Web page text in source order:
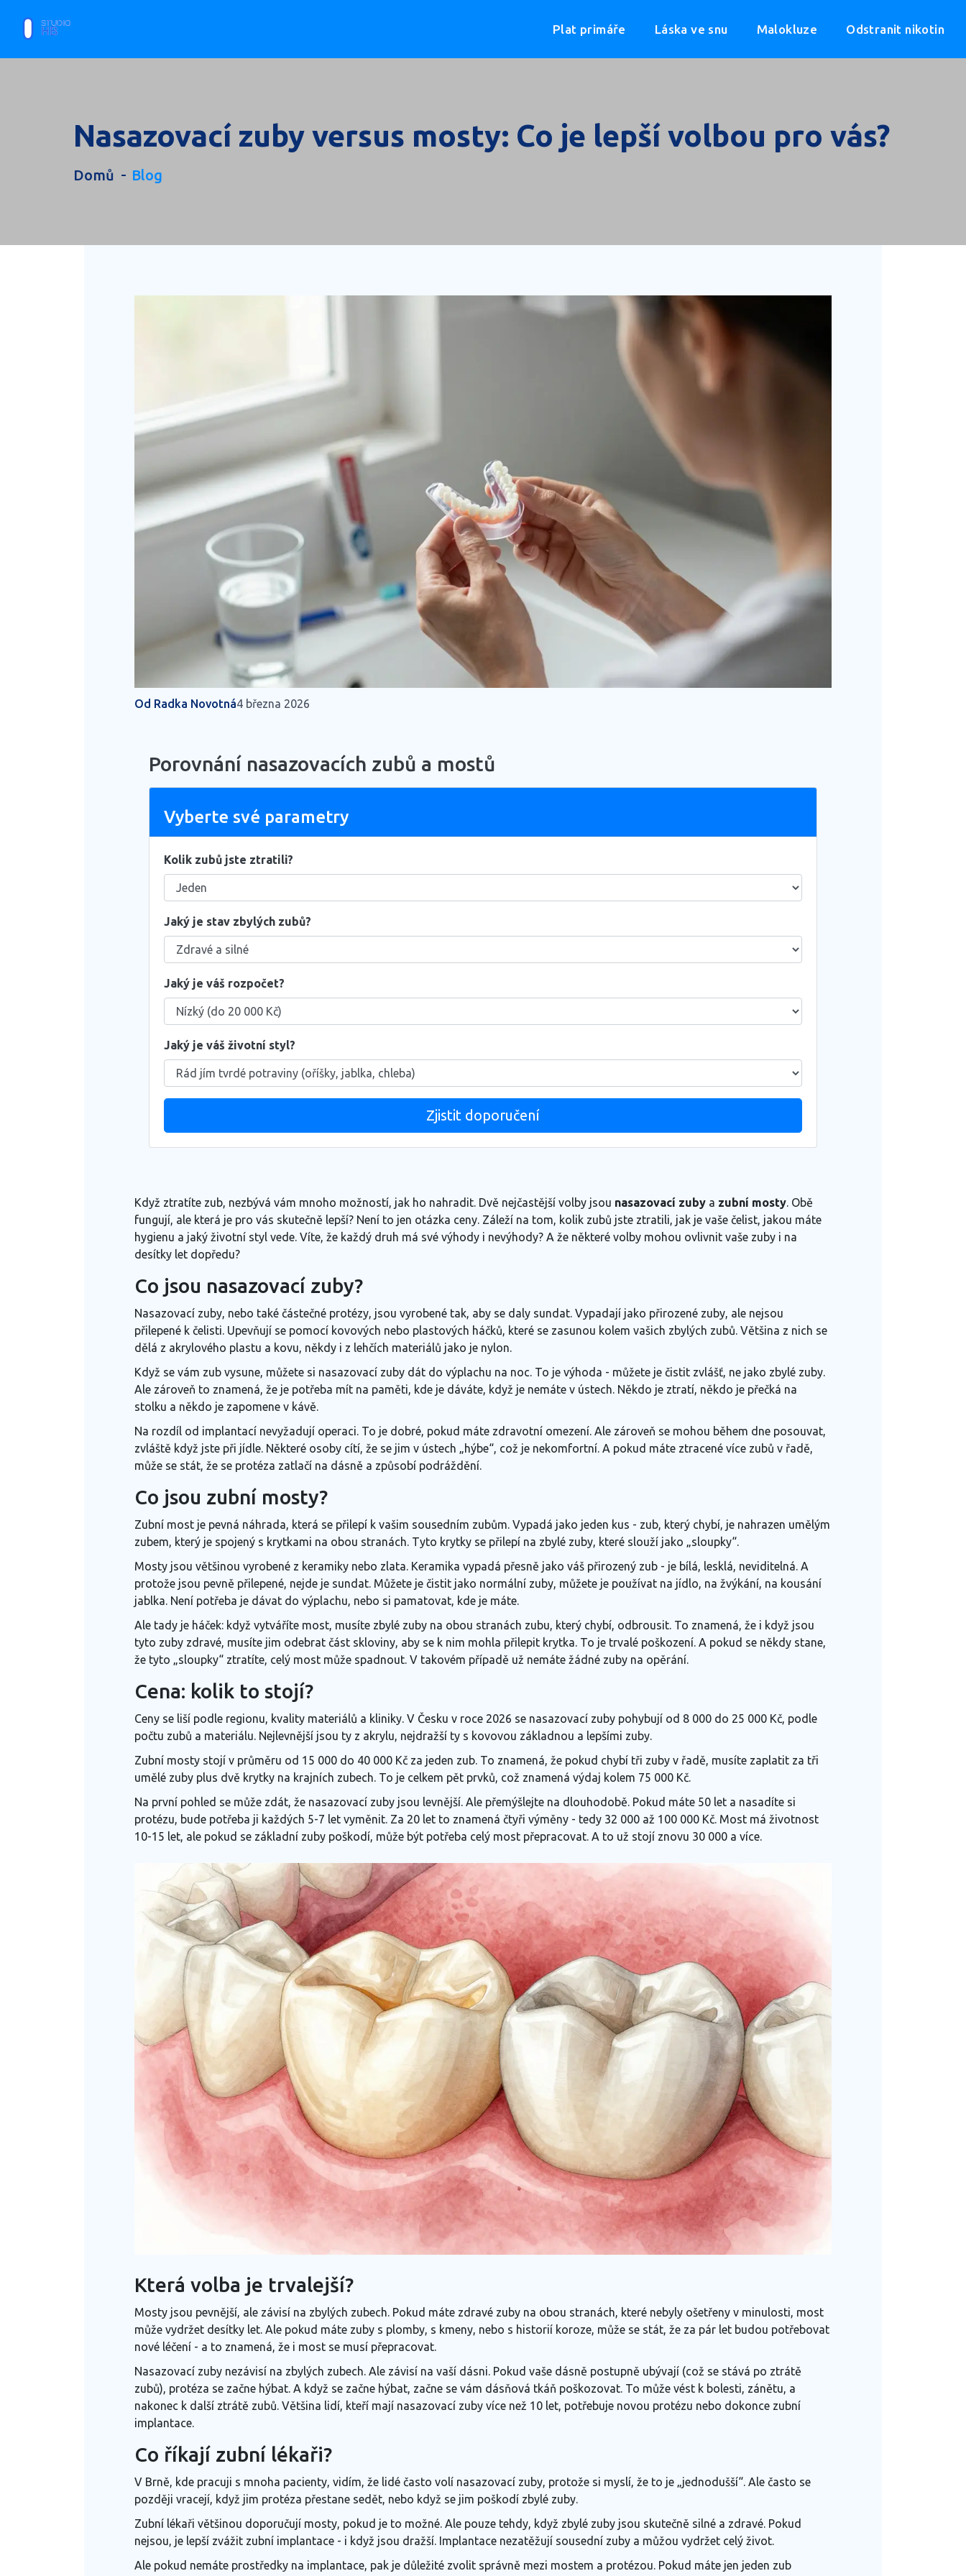
Plat primáře Láska ve snu Malokluze Odstranit nikotin
Nasazovací zuby versus mosty: Co je lepší volbou pro vás?
Domů Blog
Od Radka Novotná4 března 2026
Porovnání nasazovacích zubů a mostů
Vyberte své parametry
Kolik zubů jste ztratili?
Jaký je stav zbylých zubů?
Jaký je váš rozpočet?
Jaký je váš životní styl?
Zjistit doporučení
Když ztratíte zub, nezbývá vám mnoho možností, jak ho nahradit. Dvě nejčastější volby jsou nasazovací zuby a zubní mosty. Obě
fungují, ale která je pro vás skutečně lepší? Není to jen otázka ceny. Záleží na tom, kolik zubů jste ztratili, jak je vaše čelist, jakou máte
hygienu a jaký životní styl vede. Víte, že každý druh má své výhody i nevýhody? A že některé volby mohou ovlivnit vaše zuby i na
desítky let dopředu?
Co jsou nasazovací zuby?
Nasazovací zuby, nebo také částečné protézy, jsou vyrobené tak, aby se daly sundat. Vypadají jako přirozené zuby, ale nejsou
přilepené k čelisti. Upevňují se pomocí kovových nebo plastových háčků, které se zasunou kolem vašich zbylých zubů. Většina z nich se
dělá z akrylového plastu a kovu, někdy i z lehčích materiálů jako je nylon.
Když se vám zub vysune, můžete si nasazovací zuby dát do výplachu na noc. To je výhoda - můžete je čistit zvlášť, ne jako zbylé zuby.
Ale zároveň to znamená, že je potřeba mít na paměti, kde je dáváte, když je nemáte v ústech. Někdo je ztratí, někdo je přečká na
stolku a někdo je zapomene v kávě.
Na rozdíl od implantací nevyžadují operaci. To je dobré, pokud máte zdravotní omezení. Ale zároveň se mohou během dne posouvat,
zvláště když jste při jídle. Některé osoby cítí, že se jim v ústech „hýbe“, což je nekomfortní. A pokud máte ztracené více zubů v řadě,
může se stát, že se protéza zatlačí na dásně a způsobí podráždění.
Co jsou zubní mosty?
Zubní most je pevná náhrada, která se přilepí k vašim sousedním zubům. Vypadá jako jeden kus - zub, který chybí, je nahrazen umělým
zubem, který je spojený s krytkami na obou stranách. Tyto krytky se přilepí na zbylé zuby, které slouží jako „sloupky“.
Mosty jsou většinou vyrobené z keramiky nebo zlata. Keramika vypadá přesně jako váš přirozený zub - je bílá, lesklá, neviditelná. A
protože jsou pevně přilepené, nejde je sundat. Můžete je čistit jako normální zuby, můžete je používat na jídlo, na žvýkání, na kousání
jablka. Není potřeba je dávat do výplachu, nebo si pamatovat, kde je máte.
Ale tady je háček: když vytváříte most, musíte zbylé zuby na obou stranách zubu, který chybí, odbrousit. To znamená, že i když jsou
tyto zuby zdravé, musíte jim odebrat část skloviny, aby se k nim mohla přilepit krytka. To je trvalé poškození. A pokud se někdy stane,
že tyto „sloupky“ ztratíte, celý most může spadnout. V takovém případě už nemáte žádné zuby na opěrání.
Cena: kolik to stojí?
Ceny se liší podle regionu, kvality materiálů a kliniky. V Česku v roce 2026 se nasazovací zuby pohybují od 8 000 do 25 000 Kč, podle
počtu zubů a materiálu. Nejlevnější jsou ty z akrylu, nejdražší ty s kovovou základnou a lepšími zuby.
Zubní mosty stojí v průměru od 15 000 do 40 000 Kč za jeden zub. To znamená, že pokud chybí tři zuby v řadě, musíte zaplatit za tři
umělé zuby plus dvě krytky na krajních zubech. To je celkem pět prvků, což znamená výdaj kolem 75 000 Kč.
Na první pohled se může zdát, že nasazovací zuby jsou levnější. Ale přemýšlejte na dlouhodobě. Pokud máte 50 let a nasadíte si
protézu, bude potřeba ji každých 5-7 let vyměnit. Za 20 let to znamená čtyři výměny - tedy 32 000 až 100 000 Kč. Most má životnost
10-15 let, ale pokud se základní zuby poškodí, může být potřeba celý most přepracovat. A to už stojí znovu 30 000 a více.
Která volba je trvalejší?
Mosty jsou pevnější, ale závisí na zbylých zubech. Pokud máte zdravé zuby na obou stranách, které nebyly ošetřeny v minulosti, most
může vydržet desítky let. Ale pokud máte zuby s plomby, s kmeny, nebo s historií koroze, může se stát, že za pár let budou potřebovat
nové léčení - a to znamená, že i most se musí přepracovat.
Nasazovací zuby nezávisí na zbylých zubech. Ale závisí na vaší dásni. Pokud vaše dásně postupně ubývají (což se stává po ztrátě
zubů), protéza se začne hýbat. A když se začne hýbat, začne se vám dásňová tkáň poškozovat. To může vést k bolesti, zánětu, a
nakonec k další ztrátě zubů. Většina lidí, kteří mají nasazovací zuby více než 10 let, potřebuje novou protézu nebo dokonce zubní
implantace.
Co říkají zubní lékaři?
V Brně, kde pracuji s mnoha pacienty, vidím, že lidé často volí nasazovací zuby, protože si myslí, že to je „jednodušší“. Ale často se
později vracejí, když jim protéza přestane sedět, nebo když se jim poškodí zbylé zuby.
Zubní lékaři většinou doporučují mosty, pokud je to možné. Ale pouze tehdy, když zbylé zuby jsou skutečně silné a zdravé. Pokud
nejsou, je lepší zvážit zubní implantace - i když jsou dražší. Implantace nezatěžují sousední zuby a můžou vydržet celý život.
Ale pokud nemáte prostředky na implantace, pak je důležité zvolit správně mezi mostem a protézou. Pokud máte jen jeden zub